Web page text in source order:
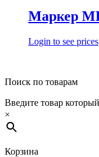
Маркер
Login to see prices
Поиск по товарам
Введите товар
×
Корзина